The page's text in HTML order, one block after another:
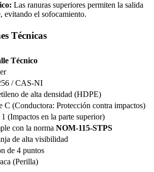
Las ranuras superiores permiten la salida
evitando el sofocamiento.
Técnicas
Técnico
/ CAS-NI
de alta densidad (HDPE)
C (Conductora: Protección contra impactos)
(Impactos en la parte superior)
con la norma NOM-115-STPS
de alta visibilidad
de 4 puntos
(Perilla)